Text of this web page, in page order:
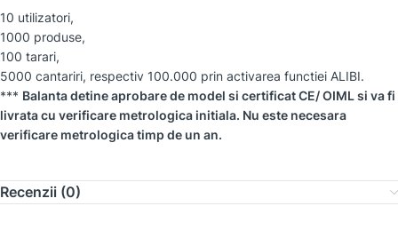
10 utilizatori,
1000 produse,
100 tarari,
5000 cantariri, respectiv 100.000 prin activarea functiei ALIBI.
*** Balanta detine aprobare de model si certificat CE/ OIML si va fi
livrata cu verificare metrologica initiala. Nu este necesara
verificare metrologica timp de un an.
Recenzii (0)